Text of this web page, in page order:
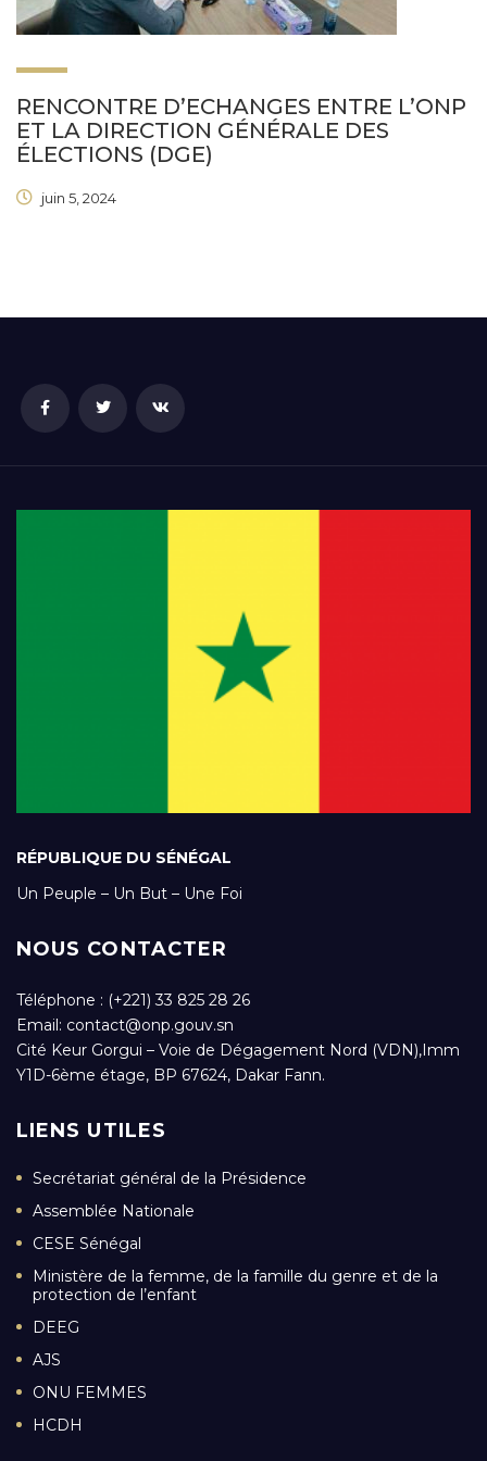
RENCONTRE D’ECHANGES ENTRE L’ONP
ET LA DIRECTION GÉNÉRALE DES
ÉLECTIONS (DGE)
juin 5, 2024
RÉPUBLIQUE DU SÉNÉGAL
Un Peuple – Un But – Une Foi
NOUS CONTACTER
Téléphone : (+221) 33 825 28 26
Email: contact@onp.gouv.sn
Cité Keur Gorgui – Voie de Dégagement Nord (VDN),Imm
Y1D-6ème étage, BP 67624, Dakar Fann.
LIENS UTILES
Secrétariat général de la Présidence
Assemblée Nationale
CESE Sénégal
Ministère de la femme, de la famille du genre et de la
protection de l’enfant
DEEG
AJS
ONU FEMMES
HCDH